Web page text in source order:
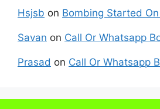
Hsjsb on Bombing Started
Savan on Call Or Whatsapp
Prasad on Call Or Whatsapp